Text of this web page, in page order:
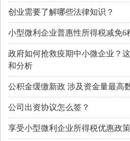
创业需要了解哪些法律知识？
小型微利企业普惠性所得税减免6
政府如何抢救疫期中小微企业？
和分析
公积金缓缴新政 涉及资金量最高
公司出资协议怎么签？
享受小型微利企业所得税优惠政